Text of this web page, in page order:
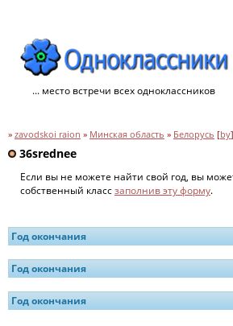
... место встречи всех одноклассников
» zavodskoi raion » Минская область » Белорусь [by]
36srednee
Если вы не можете найти свой год, вы
собственный классзаполнив эту форму.
Год окончания
Год окончания
Год окончания